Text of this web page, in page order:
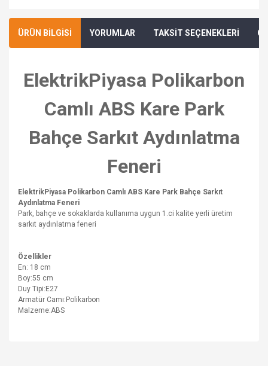
ÜRÜN BİLGİSİ YORUMLAR TAKSİT SEÇENEKLERİ
ElektrikPiyasa Polikarbon
Camlı ABS Kare Park
Bahçe Sarkıt Aydınlatma
Feneri
ElektrikPiyasa Polikarbon Camlı ABS Kare Park Bahçe Sarkıt
Aydınlatma Feneri
Park, bahçe ve sokaklarda kullanıma uygun 1.ci kalite yerli üretim
sarkıt aydınlatma feneri
Özellikler
En: 18 cm
Boy:55 cm
Duy Tipi:E27
Armatür Camı:Polikarbon
Malzeme:ABS